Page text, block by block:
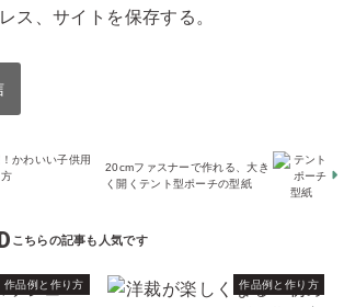
ス、サイトを保存する。
かわいい子供用
20cmファスナーで作れる、大き
く開くテント型ポーチの型紙
作品例と作り方 作品例と作り方